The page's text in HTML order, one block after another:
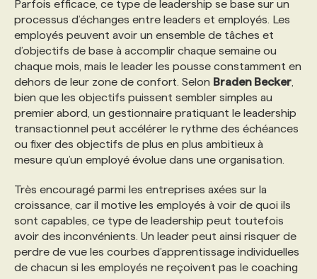
Parfois efficace, ce type de leadership se base sur un
processus d’échanges entre leaders et employés. Les
employés peuvent avoir un ensemble de tâches et
d’objectifs de base à accomplir chaque semaine ou
chaque mois, mais le leader les pousse constamment en
dehors de leur zone de confort. Selon Braden Becker
bien que les objectifs puissent sembler simples au
premier abord, un gestionnaire pratiquant le leadership
transactionnel peut accélérer le rythme des échéances
ou fixer des objectifs de plus en plus ambitieux à
mesure qu’un employé évolue dans une organisation.
Très encouragé parmi les entreprises axées sur la
croissance, car il motive les employés à voir de quoi ils
sont capables, ce type de leadership peut toutefois
avoir des inconvénients. Un leader peut ainsi risquer de
perdre de vue les courbes d’apprentissage individuelles
de chacun si les employés ne reçoivent pas le coaching